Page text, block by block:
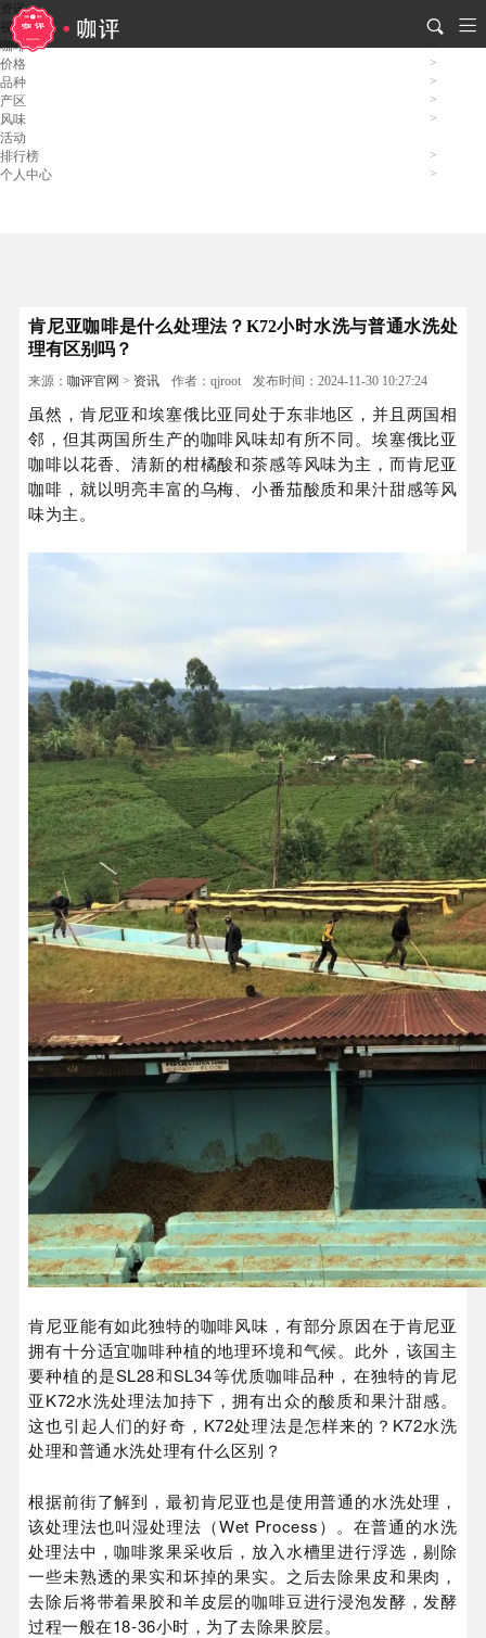
资讯
视频
咖啡
价格
品种
产区
风味
活动
排行榜
个人中心
肯尼亚咖啡是什么处理法？K72小时水洗与普通水洗处
理有区别吗？
来源：咖评官网 > 资讯 作者：qjroot 发布时间：2024-11-30 10:27:24
虽然，肯尼亚和埃塞俄比亚同处于东非地区，并且两国相
邻，但其两国所生产的咖啡风味却有所不同。埃塞俄比亚
咖啡以花香、清新的柑橘酸和茶感等风味为主，而肯尼亚
咖啡，就以明亮丰富的乌梅、小番茄酸质和果汁甜感等风
味为主。
肯尼亚能有如此独特的咖啡风味，有部分原因在于肯尼亚
拥有十分适宜咖啡种植的地理环境和气候。此外，该国主
要种植的是SL28和SL34等优质咖啡品种，在独特的肯尼
亚K72水洗处理法加持下，拥有出众的酸质和果汁甜感。
这也引起人们的好奇，K72处理法是怎样来的？K72水洗
处理和普通水洗处理有什么区别？
根据前街了解到，最初肯尼亚也是使用普通的水洗处理，
该处理法也叫湿处理法（Wet Process）。在普通的水洗
处理法中，咖啡浆果采收后，放入水槽里进行浮选，剔除
一些未熟透的果实和坏掉的果实。之后去除果皮和果肉，
去除后将带着果胶和羊皮层的咖啡豆进行浸泡发酵，发酵
过程一般在18-36小时，为了去除果胶层。